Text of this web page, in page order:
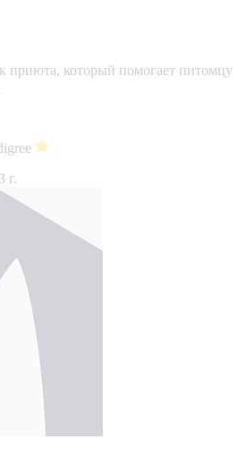
приюта, который помогает питомцу
г.